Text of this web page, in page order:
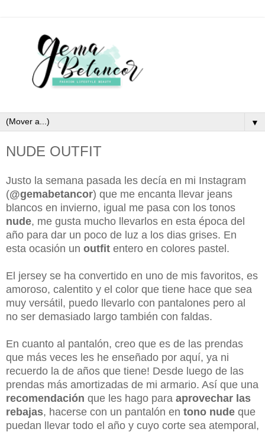
▼
NUDE OUTFIT
Justo la semana pasada les decía en mi Instagram
(@gemabetancor) que me encanta llevar jeans
blancos en invierno, igual me pasa con los tonos
nude, me gusta mucho llevarlos en esta época del
año para dar un poco de luz a los dias grises. En
esta ocasión un outfit entero en colores pastel.
El jersey se ha convertido en uno de mis favoritos, es
amoroso, calentito y el color que tiene hace que sea
muy versátil, puedo llevarlo con pantalones pero al
no ser demasiado largo también con faldas.
En cuanto al pantalón, creo que es de las prendas
que más veces les he enseñado por aquí, ya ni
recuerdo la de años que tiene! Desde luego de las
prendas más amortizadas de mi armario. Así que una
recomendación que les hago para aprovechar las
rebajas, hacerse con un pantalón en tono nude que
puedan llevar todo el año y cuyo corte sea atemporal,